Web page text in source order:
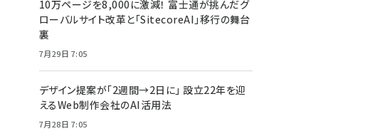
10万ページを8,000に激減！ 富士通が挑んだグ
ローバルサイト改革と「SitecoreAI」移行の舞台
裏
7月29日 7:05
デザイン提案が「2週間→2日に」 設立22年を迎
えるWeb制作会社のAI活用法
7月28日 7:05